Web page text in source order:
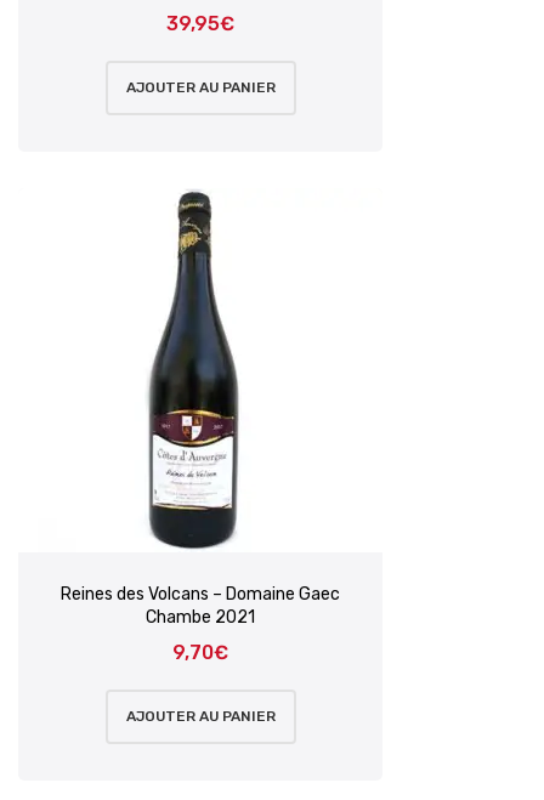
39,95€
AJOUTER AU PANIER
Reines des Volcans – Domaine Gaec
Chambe 2021
9,70€
AJOUTER AU PANIER